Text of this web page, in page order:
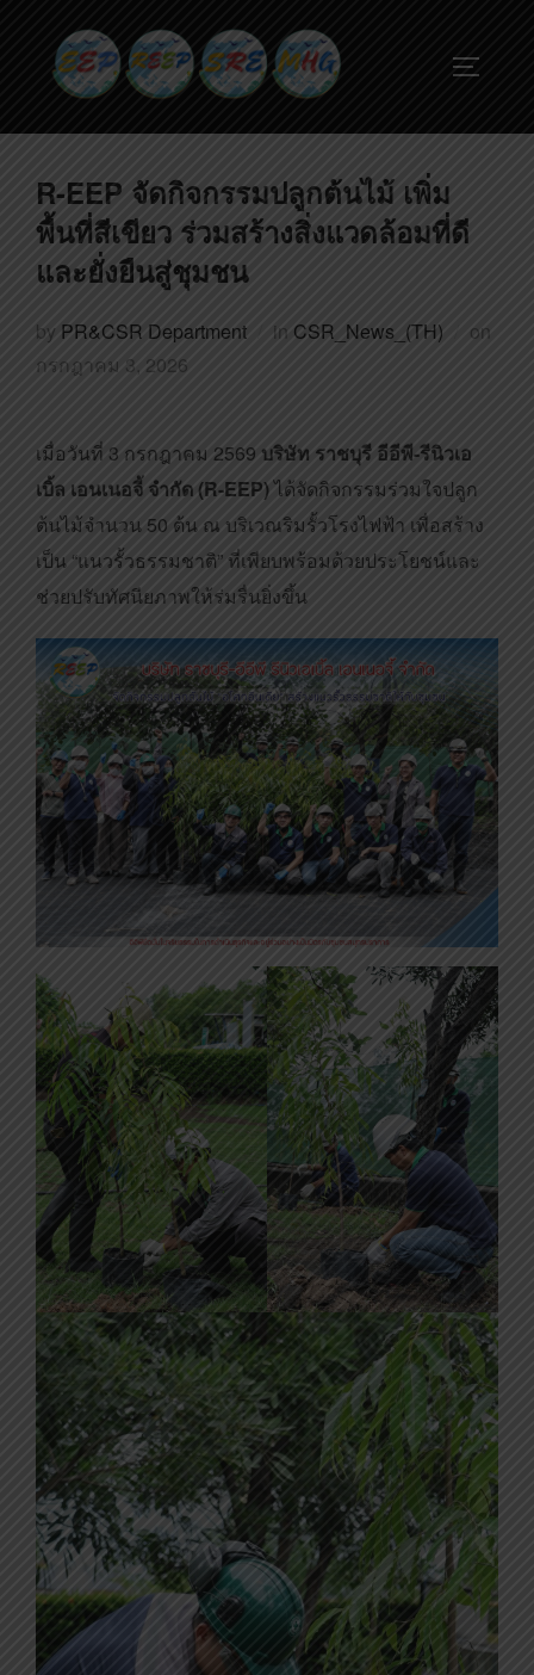
R-EEP จัดกิจกรรมปลูกต้นไม้ เพิ่ม
พื้นที่สีเขียว ร่วมสร้างสิ่งแวดล้อมที่ดี
และยั่งยืนสู่ชุมชน
by PR&CSR Department in CSR_News_(TH)
on
กรกฎาคม 3, 2026
เมื่อวันที่ 3 กรกฎาคม 2569 บริษัท ราชบุรี อีอีพี-รีนิวเอ
เบิ้ล เอนเนอจี้ จำกัด (R-EEP)ได้จัดกิจกรรมร่วมใจปลูก
ต้นไม้จำนวน 50 ต้น ณ บริเวณริมรั้วโรงไฟฟ้า เพื่อสร้าง
เป็น “แนวรั้วธรรมชาติ” ที่เพียบพร้อมด้วยประโยชน์และ
ช่วยปรับทัศนียภาพให้ร่มรื่นยิ่งขึ้น